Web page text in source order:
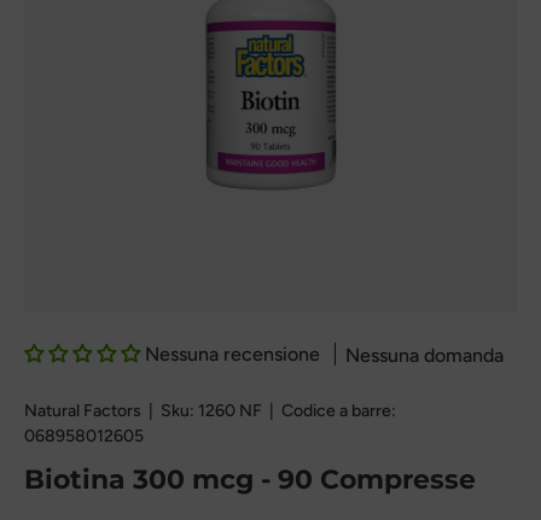
Nessuna recensione Nessuna domanda
Natural Factors Sku: 1260 NF
Codice a barre:
068958012605
Biotina 300 mcg - 90 Compresse